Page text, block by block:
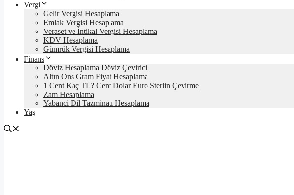
Vergi
Gelir Vergisi Hesaplama
Emlak Vergisi Hesaplama
Veraset ve İntikal Vergisi Hesaplama
KDV Hesaplama
Gümrük Vergisi Hesaplama
Finans
Döviz Hesaplama Döviz Çevirici
Altın Ons Gram Fiyat Hesaplama
1 Cent Kaç TL? Cent Dolar Euro Sterlin Çevirme
Zam Hesaplama
Yabanci Dil Tazminatı Hesaplama
Yaş